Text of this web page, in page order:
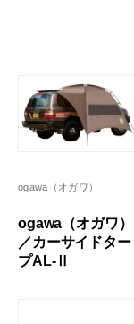
ogawa（オガワ）
ogawa（オガワ）
／カーサイドター
プAL-Ⅱ